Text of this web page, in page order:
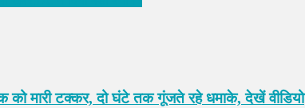
मारी टक्कर, दो घंटे तक गूंजते रहे धमाके, देखें वीडियो